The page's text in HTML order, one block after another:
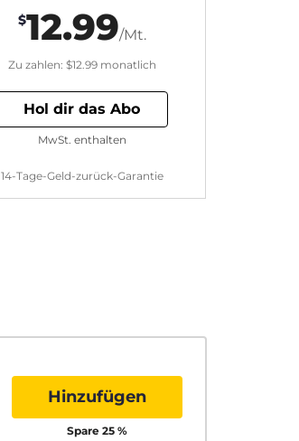
$12.99/Mt.
Zu zahlen: $12.99 monatlich
Hol dir das Abo
14-Tage-Geld-zurück-Garantie
MwSt. enthalten
Hinzufügen
Spare 25 %